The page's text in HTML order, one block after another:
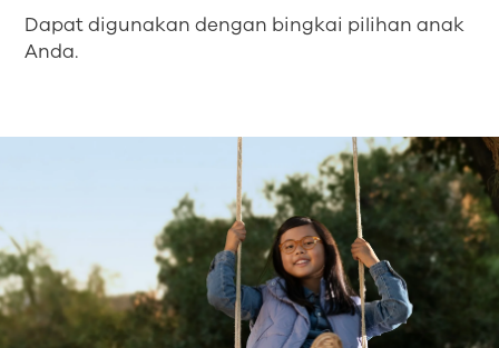
Dapat digunakan dengan bingkai pilihan anak
Anda.